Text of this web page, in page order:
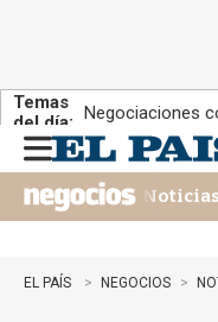
Temas
del día: Negociaciones
n
u
Noticias
EL PAÍS NEGOCIOS